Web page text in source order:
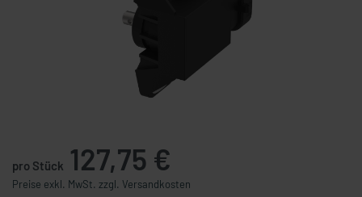
pro Stück 127,75 €
Preise exkl. MwSt. zzgl. Versandkosten